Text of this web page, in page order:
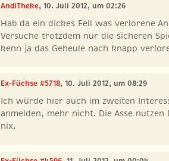
AndiTheke, 10. Juli 2012, um 02:26
Hab da ein dickes Fell was verlorene
Versuche trotzdem nur die sicheren
kenn ja das Geheule nach knapp
Ex-Füchse #5718, 10. Juli 2012, um 08:29
Ich würde hier auch im zweiten
anmelden, mehr nicht. Die Asse
nix.